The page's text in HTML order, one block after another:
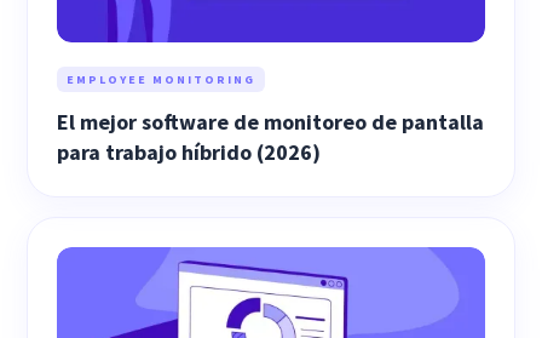
EMPLOYEE MONITORING
El mejor software de monitoreo de pantalla
para trabajo híbrido (2026)